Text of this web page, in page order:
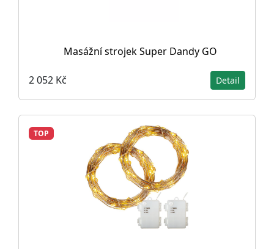
Masážní strojek Super Dandy GO
2 052 Kč Detail
TOP